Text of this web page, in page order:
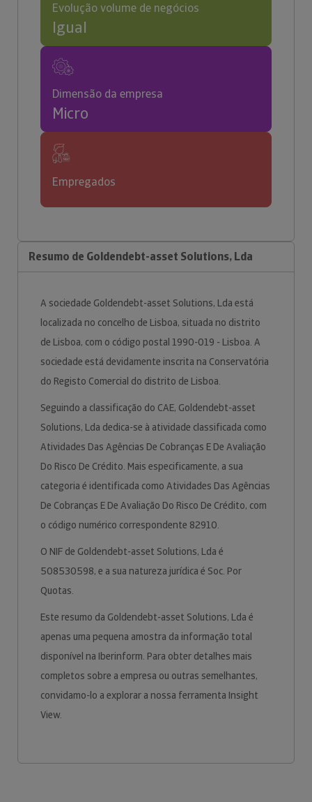
Evolução volume de negócios
Igual
Dimensão da empresa
Micro
Empregados
Resumo de Goldendebt-asset Solutions, Lda
A sociedade Goldendebt-asset Solutions, Lda está
localizada no concelho de Lisboa, situada no distrito
de Lisboa, com o código postal 1990-019 - Lisboa. A
sociedade está devidamente inscrita na Conservatória
do Registo Comercial do distrito de Lisboa.
Seguindo a classificação do CAE, Goldendebt-asset
Solutions, Lda dedica-se à atividade classificada como
Atividades Das Agências De Cobranças E De Avaliação
Do Risco De Crédito. Mais especificamente, a sua
categoria é identificada como Atividades Das Agências
De Cobranças E De Avaliação Do Risco De Crédito, com
o código numérico correspondente 82910.
O NIF de Goldendebt-asset Solutions, Lda é
508530598, e a sua natureza jurídica é Soc. Por
Quotas.
Este resumo da Goldendebt-asset Solutions, Lda é
apenas uma pequena amostra da informação total
disponível na Iberinform. Para obter detalhes mais
completos sobre a empresa ou outras semelhantes,
convidamo-lo a explorar a nossa ferramenta Insight
View.